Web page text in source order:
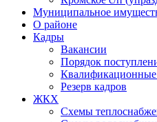
Муниципальное
О районе
Кадры
Вакансии
Порядок
Квалификационные
Резерв кадров
ЖКХ
Схемы